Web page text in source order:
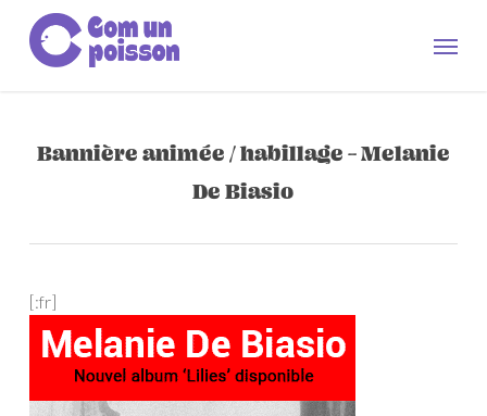
Skip
main
content
Bannière animée / habillage – Melanie
De Biasio
[:fr]